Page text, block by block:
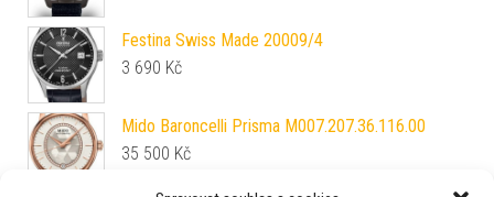
Festina Swiss Made 20009/4
3 690 Kč
Mido Baroncelli Prisma M007.207.36.116.00
35 500 Kč